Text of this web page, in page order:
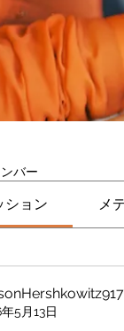
バー
ション メ
5月13日